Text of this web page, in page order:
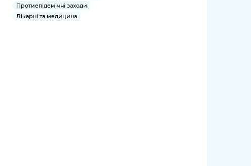
Протиепідемічні заходи
Лікарні та медицина